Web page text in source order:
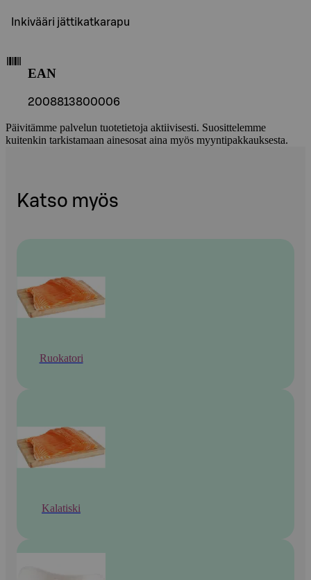
Inkivääri jättikatkarapu
EAN
2008813800006
Päivitämme palvelun tuotetietoja aktiivisesti. Suosittelemme
kuitenkin tarkistamaan ainesosat aina myös myyntipakkauksesta.
Katso myös
Ruokatori
Kalatiski